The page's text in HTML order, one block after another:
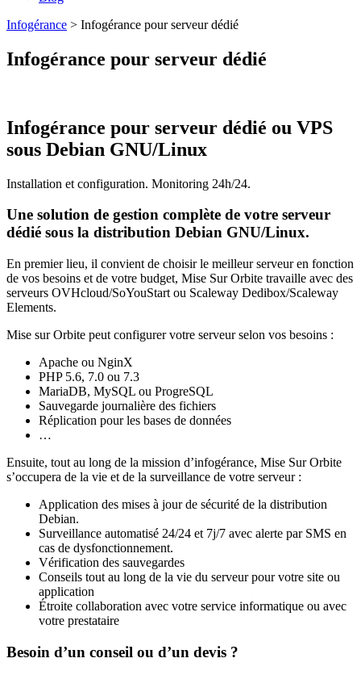
Infogérance > Infogérance pour serveur dédié
Infogérance pour serveur dédié
Infogérance pour serveur dédié ou VPS
sous Debian GNU/Linux
Installation et configuration. Monitoring 24h/24.
Une solution de gestion complète de votre serveur
dédié sous la distribution Debian GNU/Linux.
En premier lieu, il convient de choisir le meilleur serveur en fonction
de vos besoins et de votre budget, Mise Sur Orbite travaille avec des
serveurs OVHcloud/SoYouStart ou Scaleway Dedibox/Scaleway
Elements.
Mise sur Orbite peut configurer votre serveur selon vos besoins :
Apache ou NginX
PHP 5.6, 7.0 ou 7.3
MariaDB, MySQL ou ProgreSQL
Sauvegarde journalière des fichiers
Réplication pour les bases de données
…
Ensuite, tout au long de la mission d’infogérance, Mise Sur Orbite
s’occupera de la vie et de la surveillance de votre serveur :
Application des mises à jour de sécurité de la distribution
Debian.
Surveillance automatisé 24/24 et 7j/7 avec alerte par SMS en
cas de dysfonctionnement.
Vérification des sauvegardes
Conseils tout au long de la vie du serveur pour votre site ou
application
Étroite collaboration avec votre service informatique ou avec
votre prestataire
Besoin d’un conseil ou d’un devis ?